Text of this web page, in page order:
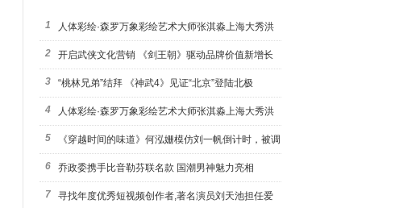
1 人体彩绘·森罗万象彩绘艺术大师张淇淼上海大秀洪
荒宇宙
2 开启武侠文化营销 《剑王朝》驱动品牌价值新增长
3 “桃林兄弟”结拜 《神武4》见证“北京”登陆北极
4 人体彩绘·森罗万象彩绘艺术大师张淇淼上海大秀洪
荒宇宙
5 《穿越时间的味道》何泓姗模仿刘一帆倒计时，被调
侃“学人
6 乔政委携手比音勒芬联名款 国潮男神魅力亮相
7 寻找年度优秀短视频创作者,著名演员刘天池担任爱